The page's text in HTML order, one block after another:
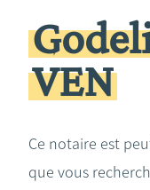
Héritage et
Entreprendre
Calculateurs
VEN
Ce notaire est
que vous